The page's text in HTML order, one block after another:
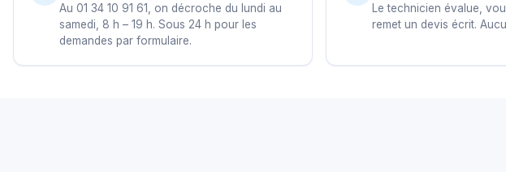
Au 01 34 10 91 61, on décroche du lundi au
samedi, 8 h – 19 h. Sous 24 h pour les
demandes par formulaire.
Le technicien évalue,
remet un devis écrit.